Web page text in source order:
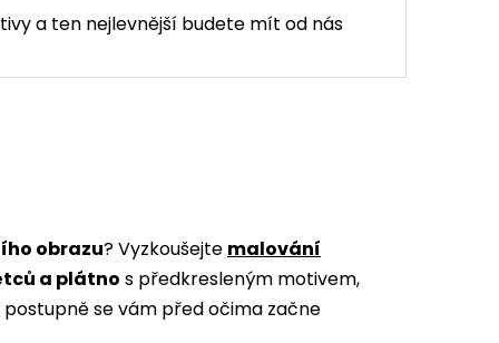
a ten nejlevnější budete mít od nás
obrazu? Vyzkoušejte malování
a plátno s předkresleným motivem,
se vám před očima začne